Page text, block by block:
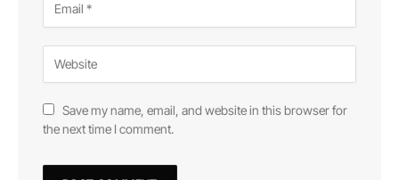
Save my name, email, and website in this browser for
the next time I comment.